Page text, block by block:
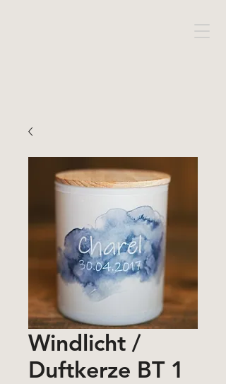
Windlicht /
Duftkerze BT 1